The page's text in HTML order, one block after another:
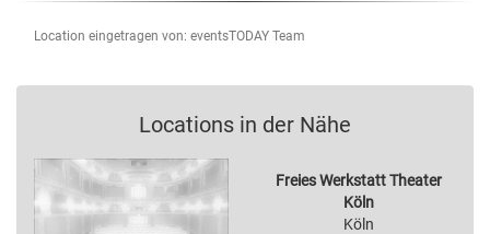
Location eingetragen von: eventsTODAY Team
Locations in der Nähe
Freies Werkstatt Theater
Köln
Köln